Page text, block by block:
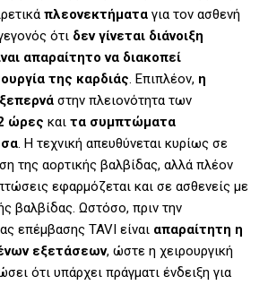
πλεονεκτήματα για τον ασθενή
ότι δεν γίνεται διάνοιξη
απαραίτητο να διακοπεί
της καρδιάς. Επιπλέον, η
στην πλειονότητα των
ώρες και τα συμπτώματα
. Η τεχνική απευθύνεται κυρίως σε
της αορτικής βαλβίδας, αλλά πλέον
εφαρμόζεται και σε ασθενείς με
βαλβίδας. Ωστόσο, πριν την
επέμβασης TAVI είναι απαραίτητη η
εξετάσεων, ώστε η χειρουργική
ότι υπάρχει πράγματι ένδειξη για